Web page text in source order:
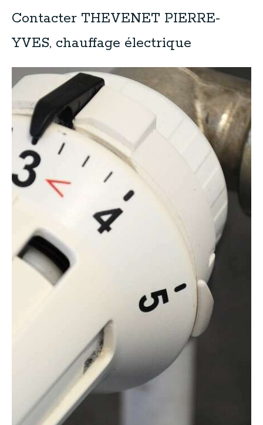
Contacter THEVENET PIERRE-
YVES, chauffage électrique